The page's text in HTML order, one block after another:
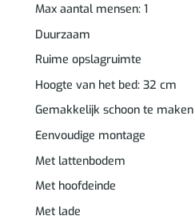
Max aantal mensen: 1
Duurzaam
Ruime opslagruimte
Hoogte van het bed: 32 cm
Gemakkelijk schoon te maken
Eenvoudige montage
Met lattenbodem
Met hoofdeinde
Met lade